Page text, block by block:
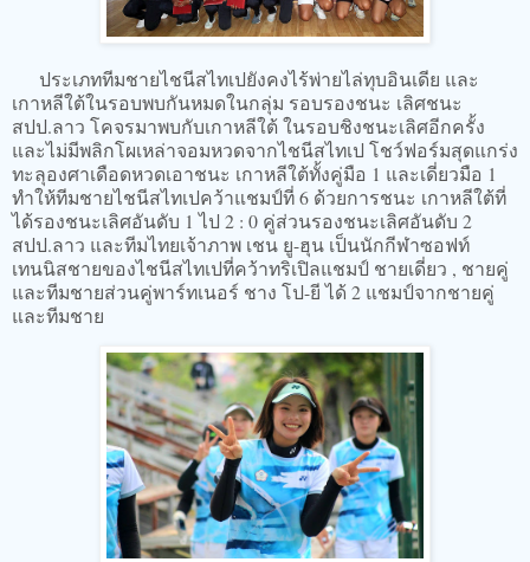
ประเภททีมชายไชนีสไทเปยังคงไร้พ่ายไล่ทุบอินเดีย และ
เกาหลีใต้ในรอบพบกันหมดในกลุ่ม รอบรองชนะ เลิศชนะ
สปป.ลาว โคจรมาพบกับเกาหลีใต้ ในรอบชิงชนะเลิศอีกครั้ง
และไม่มีพลิกโผเหล่าจอมหวดจากไชนีสไทเป โชว์ฟอร์มสุดแกร่ง
ทะลุองศาเดือดหวดเอาชนะ เกาหลีใต้ทั้งคู่มือ 1 และเดี่ยวมือ 1
ทำให้ทีมชายไชนีสไทเปคว้าแชมป์ที่ 6 ด้วยการชนะ เกาหลีใต้ที่
ได้รองชนะเลิศอันดับ 1 ไป 2 : 0 คู่ส่วนรองชนะเลิศอันดับ 2
สปป.ลาว และทีมไทยเจ้าภาพ เชน ยู-ฮุน เป็นนักกีฬาซอฟท์
เทนนิสชายของไชนีสไทเปที่คว้าทริเปิลแชมป์ ชายเดี่ยว , ชายคู่
และทีมชายส่วนคู่พาร์ทเนอร์ ชาง โป-ยี ได้ 2 แชมป์จากชายคู่
และทีมชาย